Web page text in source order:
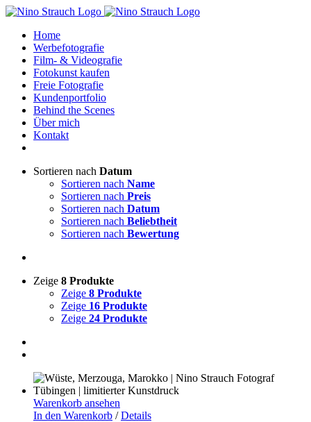
Zum
springenHome
Werbefotografie
Film- & Videografie
Fotokunst kaufen
Freie Fotografie
Kundenportfolio
Behind the Scenes
Über mich
Kontakt
Sortieren nach Datum
Sortieren nach Name
Sortieren nach Preis
Sortieren nach Datum
Sortieren nach Beliebtheit
Sortieren nach Bewertung
Zeige 8 Produkte
Zeige 8 Produkte
Zeige 16 Produkte
Zeige 24 Produkte
Warenkorb ansehen
In den Warenkorb / Details